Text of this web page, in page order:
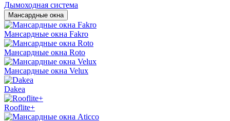
Дымоходная система
Мансардные окна
Мансардные окна Fakro
Мансардные окна Roto
Мансардные окна Velux
Dakea
Rooflite+